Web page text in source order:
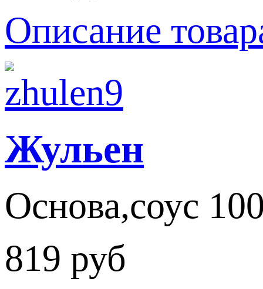
Описание
Жульен
Основа,соус
819 руб